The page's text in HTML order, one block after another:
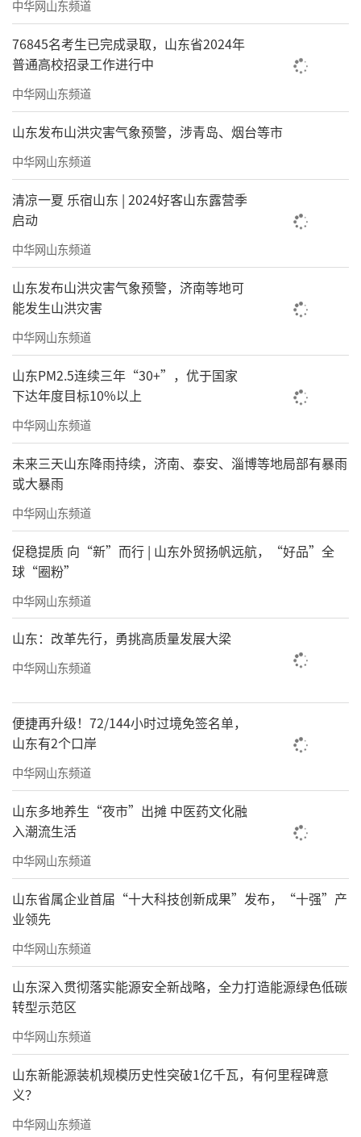
中华网山东频道
76845名考生已完成录取，山东省2024年
普通高校招录工作进行中
中华网山东频道
山东发布山洪灾害气象预警，涉青岛、烟台等市
中华网山东频道
清凉一夏 乐宿山东 | 2024好客山东露营季
启动
中华网山东频道
山东发布山洪灾害气象预警，济南等地可
能发生山洪灾害
中华网山东频道
山东PM2.5连续三年“30+”，优于国家
下达年度目标10%以上
中华网山东频道
未来三天山东降雨持续，济南、泰安、淄博等地局部有暴雨
或大暴雨
中华网山东频道
促稳提质 向“新”而行 | 山东外贸扬帆远航，“好品”全
球“圈粉”
中华网山东频道
山东：改革先行，勇挑高质量发展大梁
中华网山东频道
便捷再升级！72/144小时过境免签名单，
山东有2个口岸
中华网山东频道
山东多地养生“夜市”出摊 中医药文化融
入潮流生活
中华网山东频道
山东省属企业首届“十大科技创新成果”发布，“十强”产
业领先
中华网山东频道
山东深入贯彻落实能源安全新战略，全力打造能源绿色低碳
转型示范区
中华网山东频道
山东新能源装机规模历史性突破1亿千瓦，有何里程碑意
义？
中华网山东频道